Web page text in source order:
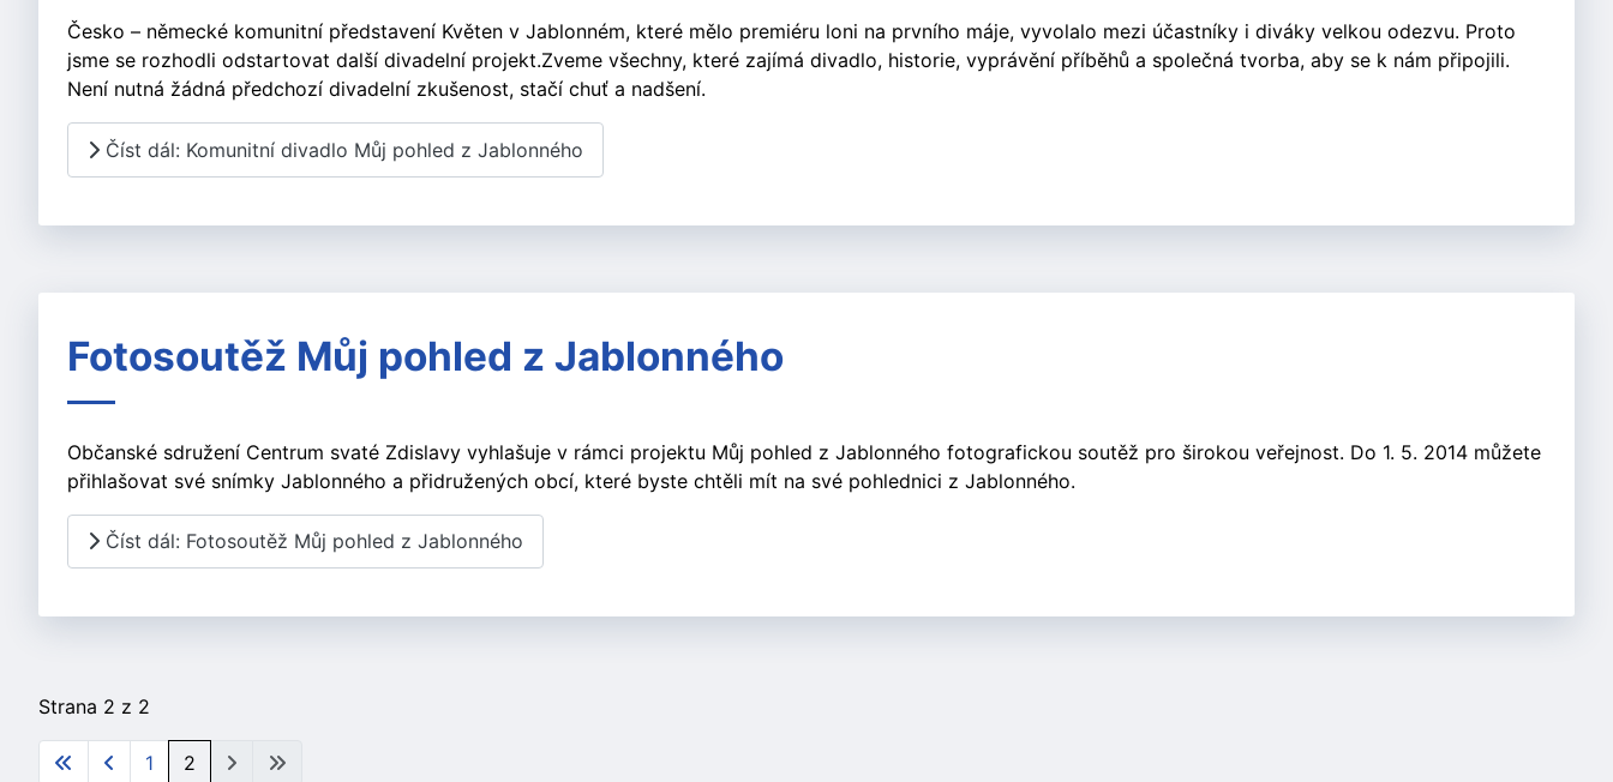
Česko – německé komunitní představení Květen v Jablonném, které mělo premiéru loni na prvního máje, vyvolalo mezi účastníky i diváky velkou odezvu. Proto
jsme se rozhodli odstartovat další divadelní projekt.Zveme všechny, které zajímá divadlo, historie, vyprávění příběhů a společná tvorba, aby se k nám připojili.
Není nutná žádná předchozí divadelní zkušenost, stačí chuť a nadšení.
Číst dál: Komunitní divadlo Můj pohled z Jablonného
Fotosoutěž Můj pohled z Jablonného
Občanské sdružení Centrum svaté Zdislavy vyhlašuje v rámci projektu Můj pohled z Jablonného fotografickou soutěž pro širokou veřejnost. Do 1. 5. 2014 můžete
přihlašovat své snímky Jablonného a přidružených obcí, které byste chtěli mít na své pohlednici z Jablonného.
Číst dál: Fotosoutěž Můj pohled z Jablonného
Strana 2 z 2
1 2